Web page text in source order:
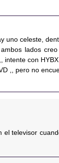
uno celeste,
lados
con
,, pero no
televisor